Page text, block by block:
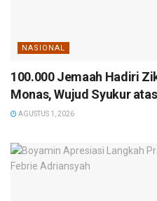
NASIONAL
100.000 Jemaah Hadiri
Monas, Wujud Syukur
AGUSTUS 1, 2026